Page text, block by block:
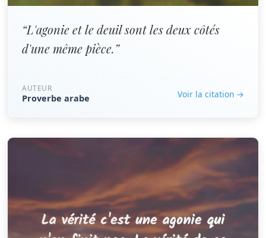
“L'agonie et le deuil sont les deux côtés
d'une même pièce.”
AUTEUR
Proverbe arabe Voir la citation →